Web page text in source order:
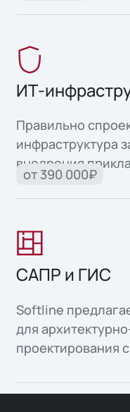
ИТ-
Правильно
инфраструктура
внедрения
систем и
от 390 000₽
САПР и ГИС
Softline
для
проектирования
капитального